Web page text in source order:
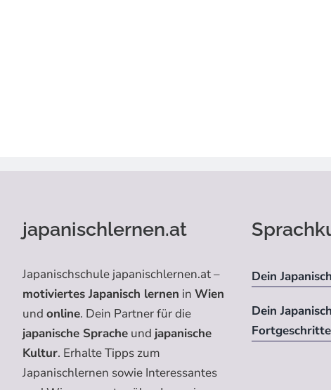
japanischlernen.at
Japanischschule japanischlernen.at –
motiviertes Japanisch lernen in Wien
und online. Dein Partner für die
japanische Spracheund japanische
Kultur. Erhalte Tipps zum
Japanischlernen sowie Interessantes
Dein
Dein